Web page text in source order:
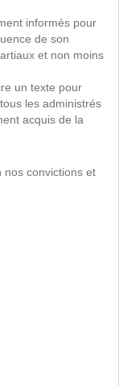
informés pour
de son
et non moins
un texte pour
les administrés
acquis de la
nos convictions et